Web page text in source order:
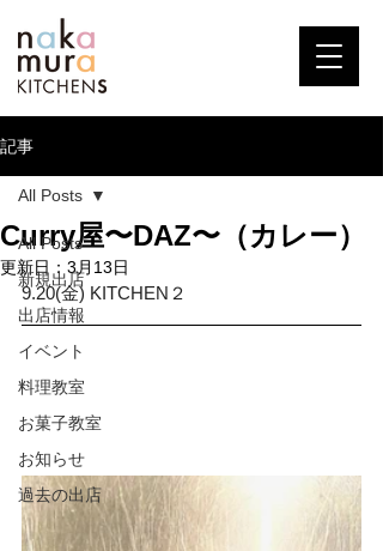
記事
All Posts
新規出店
出店情報
イベント
料理教室
お菓子教室
お知らせ
過去の出店
All Posts
Curry屋〜DAZ〜（カレー）
更新日： 3月13日
9.20(金) KITCHEN２